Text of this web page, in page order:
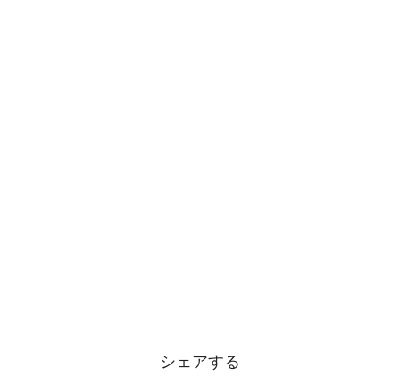
シェアする